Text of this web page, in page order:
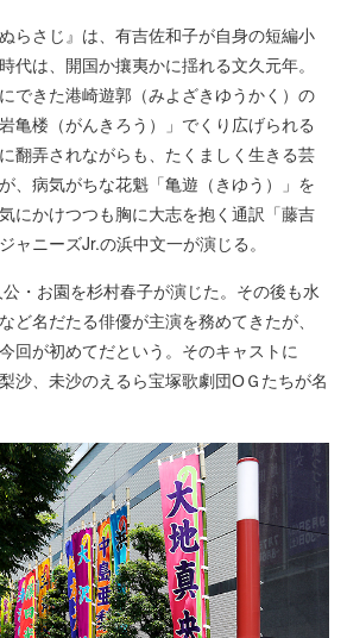
らさじ』は、有吉佐和子が自身の短編小
代は、開国か攘夷かに揺れる文久元年。
できた港崎遊郭（みよざきゆうかく）の
亀楼（がんきろう）」でくり広げられる
翻弄されながらも、たくましく生きる芸
、病気がちな花魁「亀遊（きゆう）」を
にかけつつも胸に大志を抱く通訳「藤吉
ャニーズJr.の浜中文一が演じる。
・お園を杉村春子が演じた。その後も水
ど名だたる俳優が主演を務めてきたが、
回が初めてだという。そのキャストに
沙、未沙のえるら宝塚歌劇団ОＧたちが名